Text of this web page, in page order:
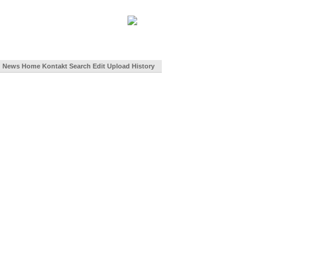
News Home Kontakt Search Edit Upload History